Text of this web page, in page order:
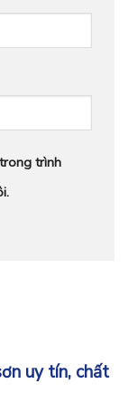
trình
uy tín, chất